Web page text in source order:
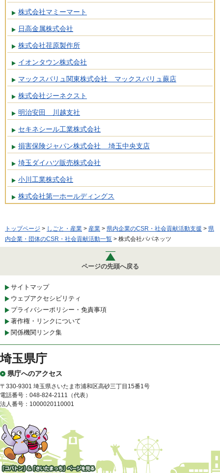
株式会社マミーマート
日高金属株式会社
株式会社荏原製作所
イオンタウン株式会社
マックスバリュ関東株式会社 マックスバリュ蕨店
株式会社ジーネクスト
明治安田 川越支社
セキネシール工業株式会社
損害保険ジャパン株式会社 埼玉中央支店
埼玉ダイハツ販売株式会社
小川工業株式会社
株式会社第一ホールディングス
トップページ > しごと・産業 > 産業 > 県内企業のCSR・社会貢献活動支援 > 県
内企業・団体のCSR・社会貢献活動一覧 > 株式会社パパネッツ
ページの先頭へ戻る
サイトマップ
ウェブアクセシビリティ
プライバシーポリシー・免責事項
著作権・リンクについて
関係機関リンク集
埼玉県庁
県庁へのアクセス
〒330-9301 埼玉県さいたま市浦和区高砂三丁目15番1号
電話番号：048-824-2111（代表）
法人番号：1000020110001
「コバトン」&「さいたまっ